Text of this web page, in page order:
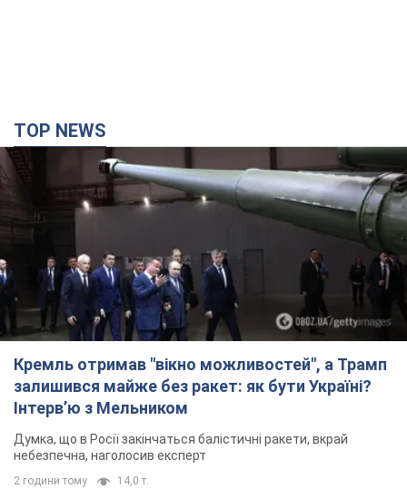
TOP NEWS
Кремль отримав "вікно можливостей", а Трамп
залишився майже без ракет: як бути Україні?
Інтерв’ю з Мельником
Думка, що в Росії закінчаться балістичні ракети, вкрай
небезпечна, наголосив експерт
2 години тому 14,0 т.